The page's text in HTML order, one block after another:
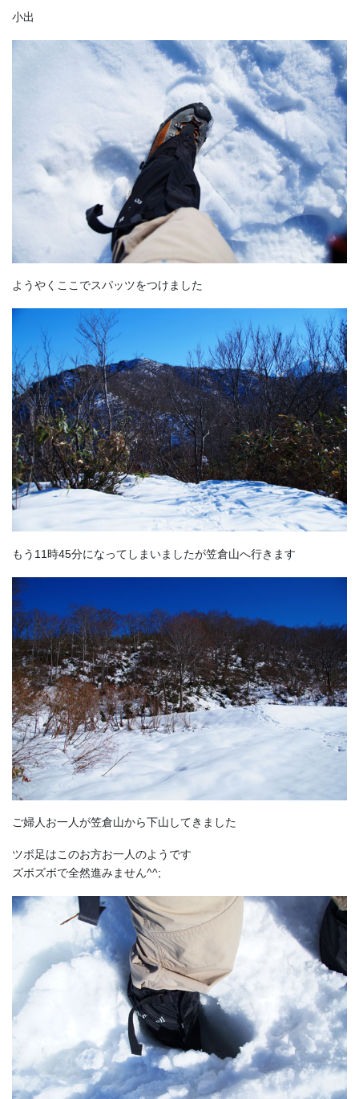
小出
ようやくここでスパッツをつけました
もう11時45分になってしまいましたが笠倉山へ行きます
ご婦人お一人が笠倉山から下山してきました
ツボ足はこのお方お一人のようです
ズボズボで全然進みません^^;